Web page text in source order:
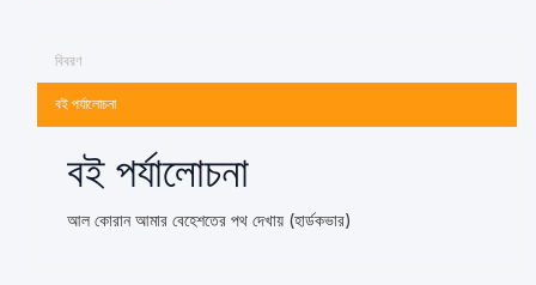
বিবরণ
বই পর্যালোচনা
বই পর্যালোচনা
আল কোরান আমার বেহেশতের পথ দেখায় (হার্ডকভার)